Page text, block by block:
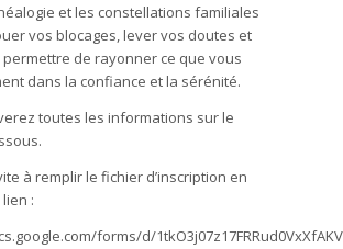
et les constellations familiales
vos blocages, lever vos doutes et
de rayonner ce que vous
dans la confiance et la sérénité.
toutes les informations sur le
à remplir le fichier d’inscription en
:
forms/d/